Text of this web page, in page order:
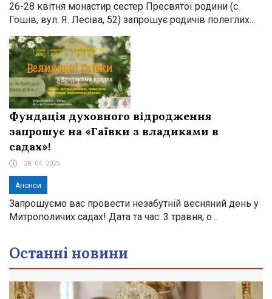
26-28 квітня монастир сестер Пресвятої родини (с.
Гошів, вул. Я. Лесіва, 52) запрошує родичів полеглих...
Фундація духовного відродження
запрошує на «Гаївки з владиками в
садах»!
28. 04. 2025
Анонси
Запрошуємо вас провести незабутній весняний день у
Митрополичих садах! Дата та час: 3 травня, о...
Останні новини